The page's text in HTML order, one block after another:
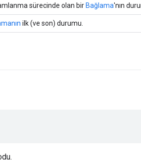
sürecinde olan bir Bağlama'nın
ilk (ve son) durumu.